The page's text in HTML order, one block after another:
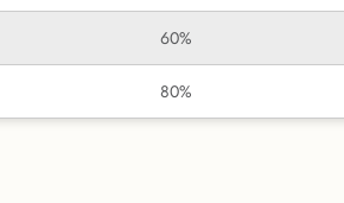
60%
80%